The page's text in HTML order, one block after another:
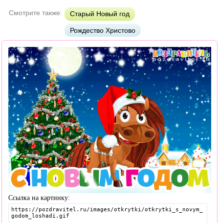
Смотрите также: Старый Новый год
Рождество Христово
Ссылка на картинку: